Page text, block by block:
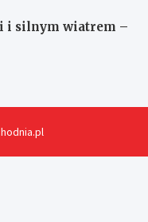
i silnym wiatrem –